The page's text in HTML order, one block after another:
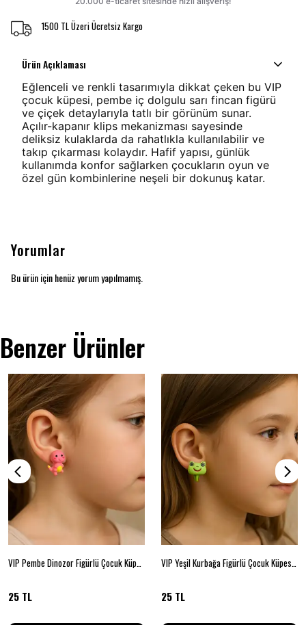
1500 TL Üzeri Ücretsiz Kargo
Ürün Açıklaması
Eğlenceli ve renkli tasarımıyla dikkat çeken bu VIP
çocuk küpesi, pembe iç dolgulu sarı fincan figürü
ve çiçek detaylarıyla tatlı bir görünüm sunar.
Açılır-kapanır klips mekanizması sayesinde
deliksiz kulaklarda da rahatlıkla kullanılabilir ve
takıp çıkarması kolaydır. Hafif yapısı, günlük
kullanımda konfor sağlarken çocukların oyun ve
özel gün kombinlerine neşeli bir dokunuş katar.
Yorumlar
Bu ürün için henüz yorum yapılmamış.
Benzer Ürünler
VIP Pembe Dinozor Figürlü Çocuk Küpesi (Açılır-Kapanır Klipsli)
25 TL
VIP Yeşil Kurbağa Figürlü Çocuk Küpesi (Açılır-Kapanır Klipsli)
25 TL